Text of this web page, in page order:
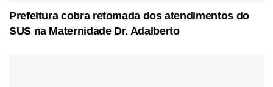
Prefeitura cobra retomada dos atendimentos do
SUS na Maternidade Dr. Adalberto